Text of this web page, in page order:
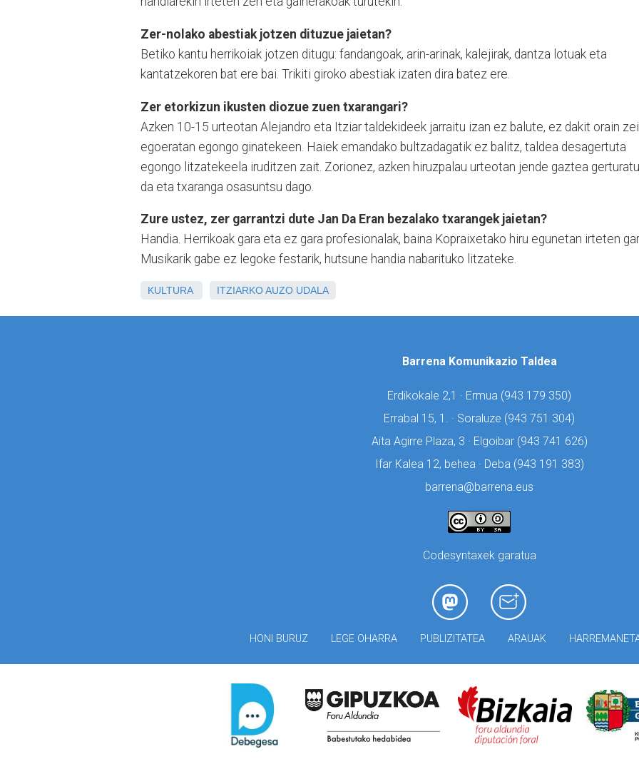
Zer-nolako abestiak jotzen dituzue jaietan?
Betiko kantu herrikoiak jotzen ditugu: fandangoak, arin-arinak, kalejirak, dantza lotuak eta
kantatzekoren bat ere bai. Trikiti giroko abestiak izaten dira batez ere.
Zer etorkizun ikusten diozue zuen txarangari?
Azken 10-15 urteotan Alejandro eta Itziar taldekideek jarraitu izan ez balute, ez dakit orain
egoeratan egongo ginatekeen. Haiek emandako bultzadagatik ez balitz, taldea desagertuta
egongo litzatekeela iruditzen zait. Zorionez, azken hiruzpalau urteotan jende gaztea gerturatu
da eta txaranga osasuntsu dago.
Zure ustez, zer garrantzi dute Jan Da Eran bezalako txarangek jaietan?
Handia. Herrikoak gara eta ez gara profesionalak, baina Kopraixetako hiru egunetan irteten
Musikarik gabe ez legoke festarik, hutsune handia nabarituko litzateke.
KULTURA ITZIARKO AUZO UDALA
Barrena Komunikazio Taldea
Erdikokale 2,1 · Ermua (943 179 350)
Errabal 15, 1. · Soraluze (943 751 304)
Aita Agirre Plaza, 3 · Elgoibar (943 741 626)
Ifar Kalea 12, behea · Deba (943 191 383)
barrena@barrena.eus
Codesyntaxek garatua
HONI BURUZ LEGE OHARRA PUBLIZITATEA ARAUAK